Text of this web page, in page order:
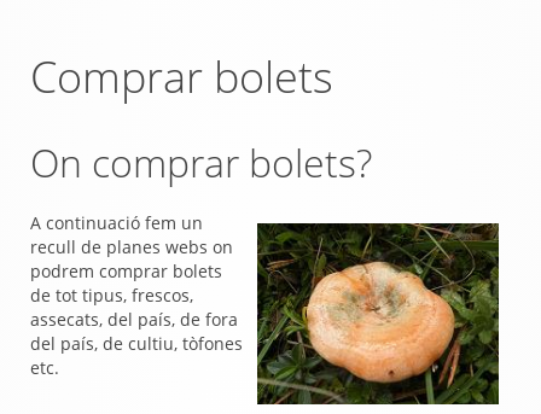
Comprar bolets
On comprar bolets?
A continuació fem un
recull de planes webs on
podrem comprar bolets
de tot tipus, frescos,
assecats, del país, de fora
del país, de cultiu, tòfones
etc.